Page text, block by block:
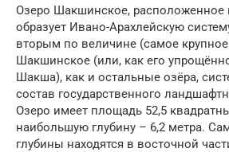
Озеро Шакшинское, расположенное
образует Ивано-Арахлейскую
вторым по величине (самое
Шакшинское (или, как его
Шакша), как и остальные озёра,
состав государственного
Озеро имеет площадь 52,5
наибольшую глубину – 6,2 метра.
глубины находятся в восточной